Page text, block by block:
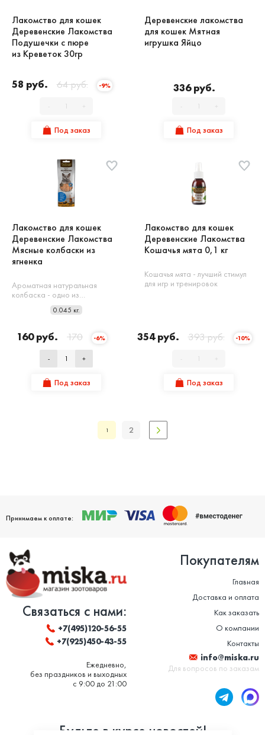
Лакомство для кошек
Деревенские Лакомства
Подушечки с пюре
из Креветок 30гр
58 руб. 64 руб. -9%
- +
Под заказ
Деревенские лакомства
для кошек Мятная
игрушка Яйцо
336 руб.
- +
Под заказ
Лакомство для кошек
Деревенские Лакомства
Мясные колбаски из
ягненка
Ароматная натуральная
колбаска - одно из…
0.045 кг.
160 руб. 170 -6%
- +
Под заказ
Лакомство для кошек
Деревенские Лакомства
Кошачья мята 0,1 кг
Кошачья мята - лучший стимул
для игр и тренировок
354 руб. 393 руб. -10%
- +
Под заказ
1 2
Принимаем к оплате:
Связаться с нами:
+7(495)120-56-55
+7(925)450-43-55
Ежедневно,
без праздников и выходных
с 9:00 до 21:00
Покупателям
Главная
Доставка и оплата
Как заказать
О компании
Контакты
info@miska.ru
Для вопросов по заказам
Будьте в курсе новостей!